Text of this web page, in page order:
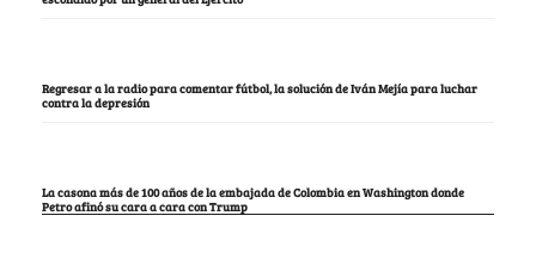
Regresar a la radio para comentar fútbol, la solución de Iván Mejía para luchar
contra la depresión
La casona más de 100 años de la embajada de Colombia en Washington donde
Petro afinó su cara a cara con Trump